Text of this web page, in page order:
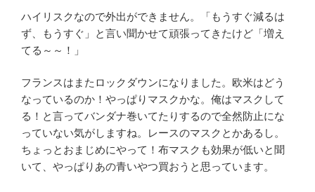
ハイリスクなので外出ができません。「もうすぐ減るは
ず、もうすぐ」と言い聞かせて頑張ってきたけど「増え
てる～～！」
フランスはまたロックダウンになりました。欧米はどう
なっているのか！やっぱりマスクかな。俺はマスクして
る！と言ってバンダナ巻いてたりするので全然防止にな
っていない気がしますね。レースのマスクとかあるし。
ちょっとおまじめにやって！布マスクも効果が低いと聞
いて、やっぱりあの青いやつ買おうと思っています。